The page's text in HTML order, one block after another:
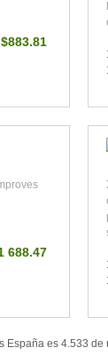
688.47
España es 4.533 de